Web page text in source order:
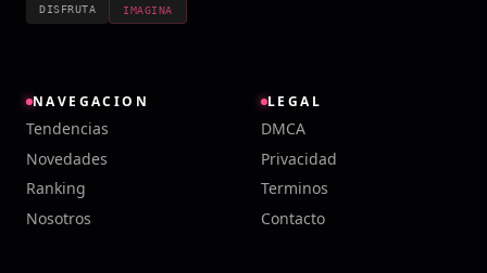
DISFRUTA IMAGINA
NAVEGACION
Tendencias
Novedades
Ranking
Nosotros
LEGAL
DMCA
Privacidad
Terminos
Contacto